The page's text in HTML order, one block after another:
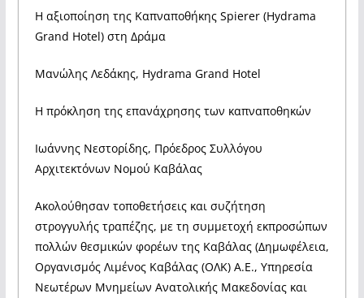
Η αξιοποίηση της Καπναποθήκης Spierer (Hydrama
Grand Hotel) στη Δράμα
Μανώλης Λεδάκης, Hydrama Grand Hotel
Η πρόκληση της επανάχρησης των καπναποθηκών
️Ιωάννης Νεστορίδης, Πρόεδρος Συλλόγου
Αρχιτεκτόνων Νομού Καβάλας
Ακολούθησαν τοποθετήσεις και συζήτηση
στρογγυλής τραπέζης, με τη συμμετοχή εκπροσώπων
πολλών θεσμικών φορέων της Καβάλας (Δημωφέλεια,
Οργανισμός Λιμένος Καβάλας (ΟΛΚ) Α.Ε., Υπηρεσία
Νεωτέρων Μνημείων Ανατολικής Μακεδονίας και